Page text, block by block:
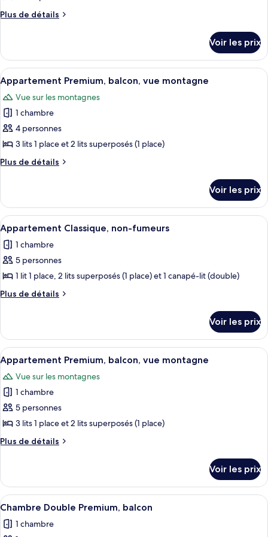
ce
chambre :
Appartement
Premium,
balcon
Plus de détails
Plus
le
type
de
chambre
Appartement
Premium,
balcon
Voir les prix
Afficher
toutes
les
photos
pour
ce
type
de
Appartement
Premium,
balcon,
vue
montagne
Une chambre d’hôtel avec deux lits,
3
Appartement Premium, balcon, vue montagne
Vue sur les montagnes
1 chambre
4 personnes
3 lits 1 place et 2 lits superposés (1 place)
Plus de détails
Plus
le
type
de
chambre
Appartement
Premium,
vue
montagne
Voir les prix
Afficher
toutes
les
photos
pour
ce
chambre :
Appartement
Classique,
non-
fumeurs
Une chambre d’hôtel équipée d’un
4
Appartement Classique, non-fumeurs
1 chambre
5 personnes
1 lit 1 place, 2 lits superposés (1 place) et 1 canapé-lit (double)
Plus de détails
Plus
le
type
de
chambre
Appartement
Classique,
non-
fumeurs
Voir les prix
Afficher
toutes
les
photos
pour
ce
type
de
Appartement
Premium,
balcon,
vue
montagne
Une chambre d’hôtel avec deux lits,
3
Appartement Premium, balcon, vue montagne
Vue sur les montagnes
1 chambre
5 personnes
3 lits 1 place et 2 lits superposés (1 place)
Plus de détails
Plus
le
type
de
Appartement
Voir les prix
Afficher
toutes
les
Une chambre d’hôtel avec un
10
Chambre Double Premium, balcon
1 chambre